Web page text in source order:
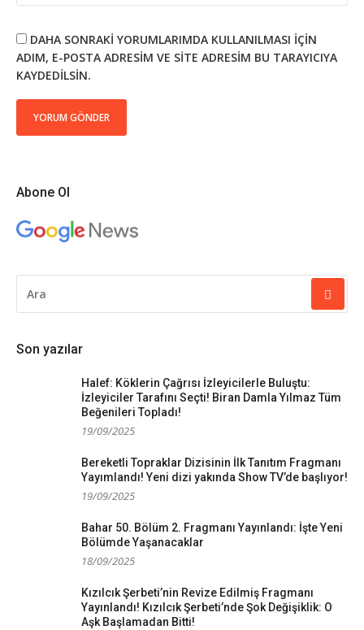
DAHA SONRAKI YORUMLARIMDA KULLANILMASI IÇIN
ADIM, E-POSTA ADRESIM VE SITE ADRESIM BU TARAYICIYA
KAYDEDILSIN.
Abone Ol
YAP:
Son yazılar
Halef: Köklerin Çağrısı İzleyicilerle Buluştu:
İzleyiciler Tarafını Seçti! Biran Damla Yılmaz Tüm
Beğenileri Topladı!
19/09/2025
Bereketli Topraklar Dizisinin İlk Tanıtım Fragmanı
Yayımlandı! Yeni dizi yakında Show TV’de başlıyor!
19/09/2025
Bahar 50. Bölüm 2. Fragmanı Yayınlandı: İşte Yeni
Bölümde Yaşanacaklar
18/09/2025
Kızılcık Şerbeti’nin Revize Edilmiş Fragmanı
Yayınlandı! Kızılcık Şerbeti’nde Şok Değişiklik: O
Aşk Başlamadan Bitti!